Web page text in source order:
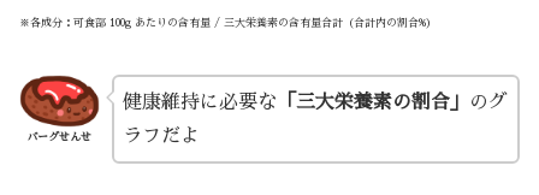
※各成分：可食部 100g あたりの含有量 / 三大栄養素の含有量合計（合計内の割合%）
バーグせんせ
健康維持に必要な 「三大栄養素の割合」
のグ
ラフだよ